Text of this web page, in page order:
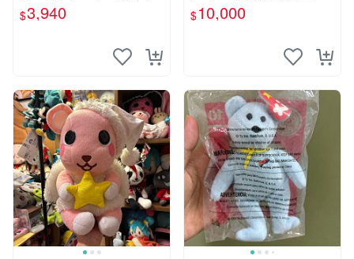
自越南。嚴選 Recommendat
ion！巴塞羅、 Origami熊、J
$3,940
附原Packaging。拍下即視頻
確認。 泡泡瑪特 Molly 400%
$10,000